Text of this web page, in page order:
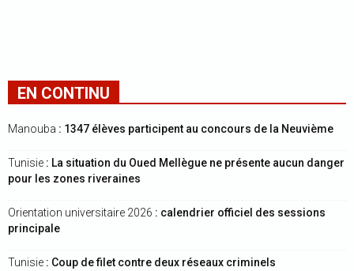
EN CONTINU
Manouba : 1347 élèves participent au concours de la Neuvième
Tunisie : La situation du Oued Mellègue ne présente aucun danger
pour les zones riveraines
Orientation universitaire 2026 : calendrier officiel des sessions
principale
Tunisie : Coup de filet contre deux réseaux criminels